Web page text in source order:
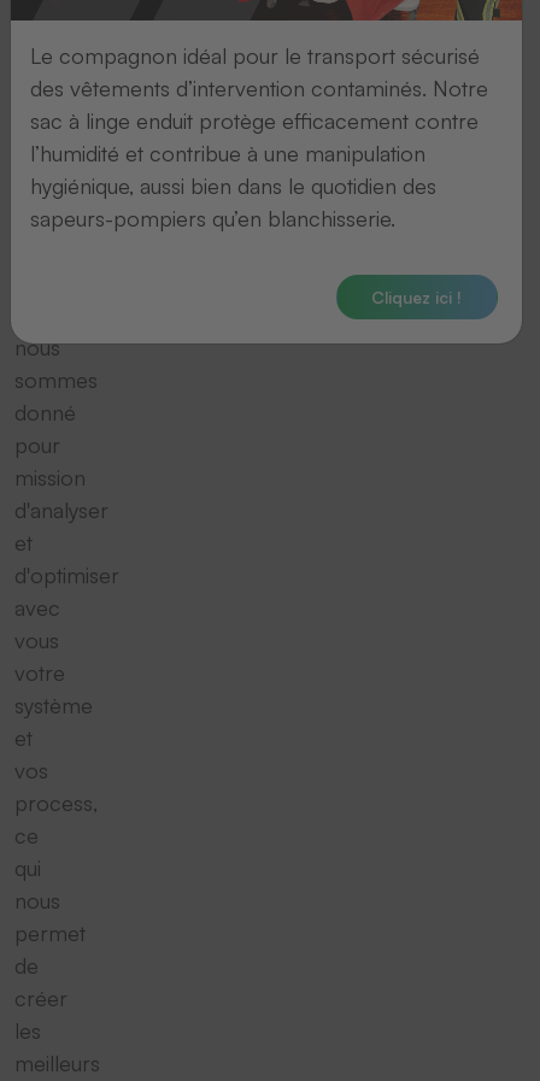
RS-
232
En
tant
que
fournisseur
nous
sommes
donné
pour
mission
d'analyser
et
d'optimiser
avec
vous
votre
système
et
vos
process,
ce
qui
nous
permet
de
créer
les
meilleurs
Le compagnon idéal pour le transport sécurisé
des vêtements d’intervention contaminés. Notre
sac à linge enduit protège efficacement contre
l’humidité et contribue à une manipulation
hygiénique, aussi bien dans le quotidien des
sapeurs-pompiers qu’en blanchisserie.
Cliquez ici !